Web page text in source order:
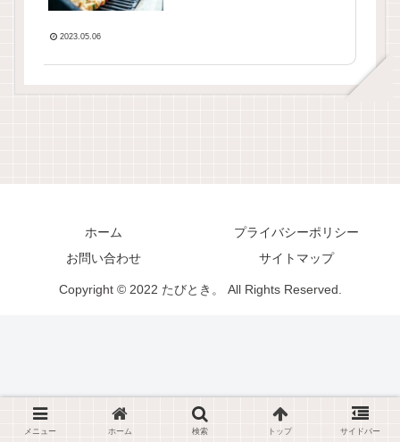
2023.05.06
ホーム
プライバシーポリシー
お問い合わせ
サイトマップ
Copyright © 2022 たびとき。 All Rights Reserved.
メニュー ホーム 検索 トップ サイドバー